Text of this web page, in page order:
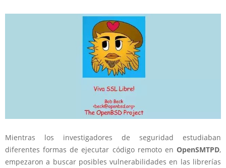
Mientras los investigadores de seguridad estudiaban
diferentes formas de ejecutar código remoto en OpenSMTPD,
empezaron a buscar posibles vulnerabilidades en las librerías